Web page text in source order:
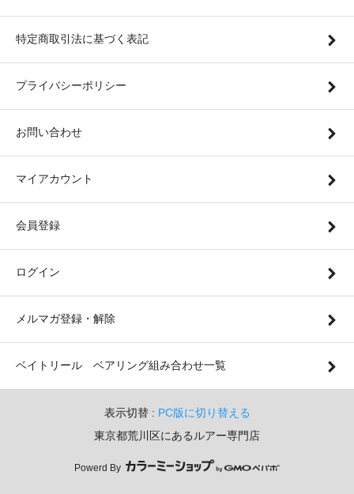
特定商取引法に基づく表記
プライバシーポリシー
お問い合わせ
マイアカウント
会員登録
ログイン
メルマガ登録・解除
ベイトリール ベアリング組み合わせ一覧
表示切替 : PC版に切り替える
東京都荒川区にあるルアー専門店
Powerd By